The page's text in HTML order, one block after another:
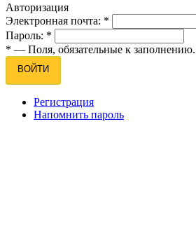
Авторизация
Электронная почта: *
Пароль: *
* — Поля, обязательные к заполнению.
ВОЙТИ
Регистрация
Напомнить пароль